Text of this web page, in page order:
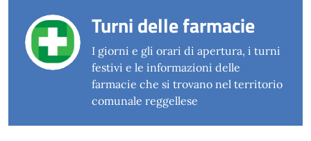
Turni delle farmacie
I giorni e gli orari di apertura, i turni
festivi e le informazioni delle
farmacie che si trovano nel territorio
comunale reggellese